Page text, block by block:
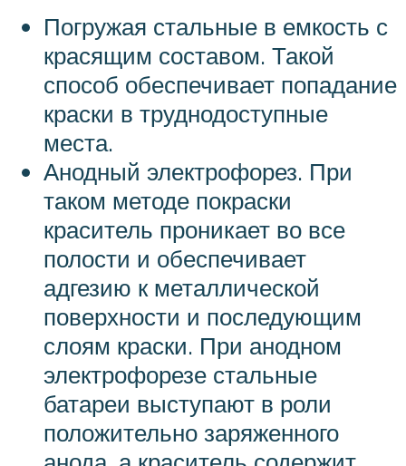
Погружая стальные в емкость с
красящим составом. Такой
способ обеспечивает попадание
краски в труднодоступные
места.
Анодный электрофорез. При
таком методе покраски
краситель проникает во все
полости и обеспечивает
адгезию к металлической
поверхности и последующим
слоям краски. При анодном
электрофорезе стальные
батареи выступают в роли
положительно заряженного